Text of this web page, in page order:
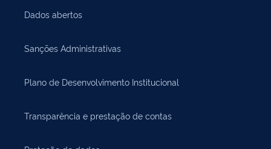
Dados abertos
Sanções Administrativas
Plano de Desenvolvimento Institucional
Transparência e prestação de contas